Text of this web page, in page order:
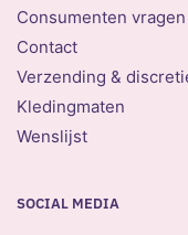
Consumenten vragen
Contact
Verzending &
Kledingmaten
Wenslijst
SOCIAL MEDIA